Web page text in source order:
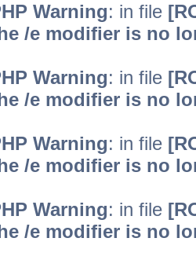
Warning: in file
/e modifier is no
Warning: in file
/e modifier is no
Warning: in file
/e modifier is no
Warning: in file
/e modifier is no